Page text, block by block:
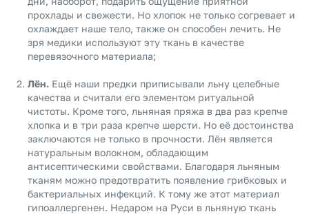
прохлады и свежести. Но хлопок не только согревает и
охлаждает наше тело, также он способен лечить. Не
зря медики используют эту ткань в качестве
перевязочного материала;
Лён. Ещё наши предки приписывали льну целебные
качества и считали его элементом ритуальной
чистоты. Кроме того, льняная пряжа в два раз крепче
хлопка и в три раза крепче шерсти. Но её достоинства
заключаются не только в прочности. Лён является
натуральным волокном, обладающим
антисептическими свойствами. Благодаря льняным
тканям можно предотвратить появление грибковых и
бактериальных инфекций. К тому же этот материал
гипоаллергенен. Недаром на Руси в льняную ткань